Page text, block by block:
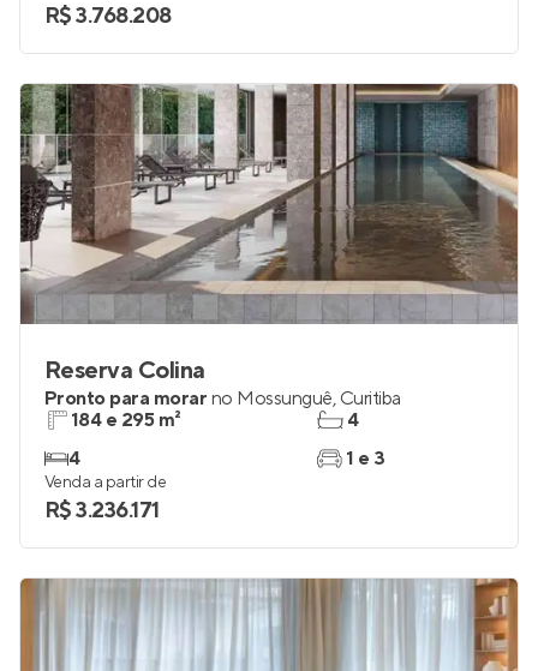
R$ 3.768.208
Reserva Colina
Pronto para morar no Mossunguê, Curitiba
184 e 295 m²
4
4
1 e 3
Venda a partir de
R$ 3.236.171